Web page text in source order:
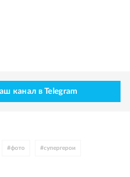
канал в Telegram
#фото #супергерои